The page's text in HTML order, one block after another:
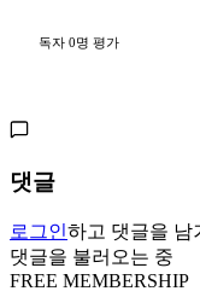
독자 0명 평가
댓글
로그인하고 댓글을 남
댓글을 불러오는 중
FREE MEMBERSHIP